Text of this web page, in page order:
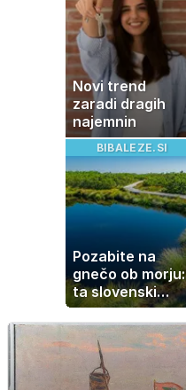
Novi trend
zaradi dragih
najemnin
BIBALEZE.SI
Pozabite na
gnečo ob morju:
ta slovenski
kotiček je pravi
raj za družine